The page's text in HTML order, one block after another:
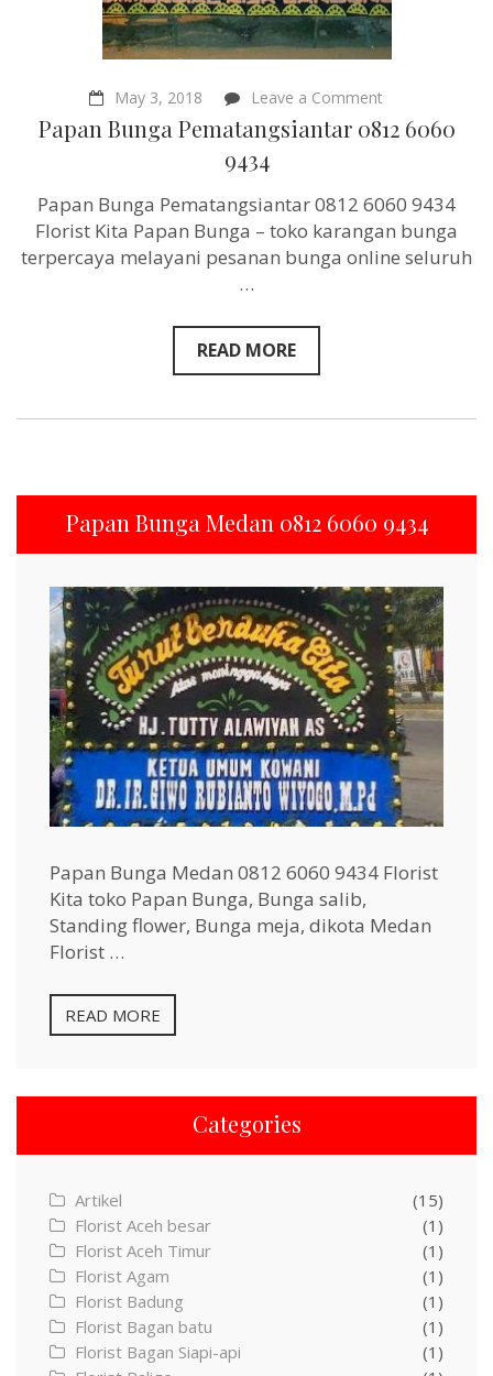
May 3, 2018 Leave a Commenton
Papan
Bunga
9434
Papan Bunga Pematangsiantar 0812 6060
9434
Papan Bunga Pematangsiantar 0812 6060 9434
Florist Kita Papan Bunga – toko karangan bunga
terpercaya melayani pesanan bunga online seluruh
…
READ MORE
Papan Bunga Medan 0812 6060 9434
Papan Bunga Medan 0812 6060 9434 Florist
Kita toko Papan Bunga, Bunga salib,
Standing flower, Bunga meja, dikota Medan
Florist …
READ MORE
Categories
Artikel
(15)
Florist Aceh besar
(1)
Florist Aceh Timur
(1)
Florist Agam
(1)
Florist Badung
(1)
Florist Bagan batu
(1)
Florist Bagan Siapi-api
(1)